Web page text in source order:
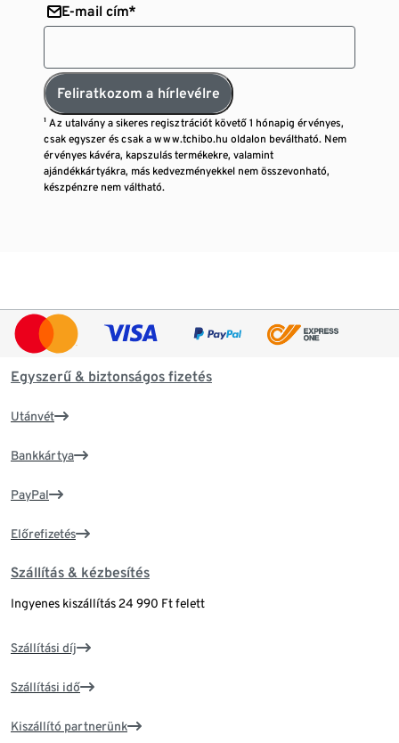
E-mail cím*
Feliratkozom a hírlevélre
¹ Az utalvány a sikeres regisztrációt követő 1 hónapig érvényes,
csak egyszer és csak a www.tchibo.hu oldalon beváltható. Nem
érvényes kávéra, kapszulás termékekre, valamint
ajándékkártyákra, más kedvezményekkel nem összevonható,
készpénzre nem váltható.
Egyszerű & biztonságos fizetés
Utánvét
Bankkártya
PayPal
Előrefizetés
Szállítás & kézbesítés
Ingyenes kiszállítás 24 990 Ft felett
Szállítási díj
Szállítási idő
Kiszállító partnerünk